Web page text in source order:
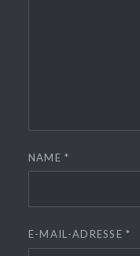
NAME*
E-MAIL-ADRESSE*